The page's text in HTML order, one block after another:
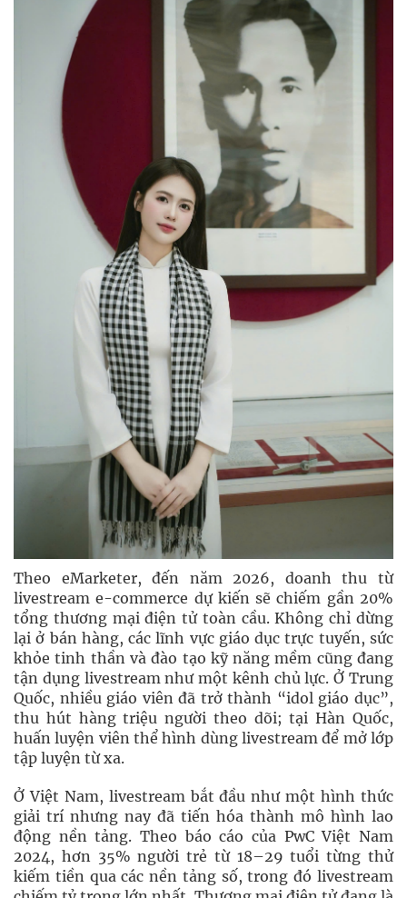
Theo eMarketer, đến năm 2026, doanh thu từ
livestream e-commerce dự kiến sẽ chiếm gần 20%
tổng thương mại điện tử toàn cầu. Không chỉ dừng
lại ở bán hàng, các lĩnh vực giáo dục trực tuyến, sức
khỏe tinh thần và đào tạo kỹ năng mềm cũng đang
tận dụng livestream như một kênh chủ lực. Ở Trung
Quốc, nhiều giáo viên đã trở thành “idol giáo dục”,
thu hút hàng triệu người theo dõi; tại Hàn Quốc,
huấn luyện viên thể hình dùng livestream để mở lớp
tập luyện từ xa.
Ở Việt Nam, livestream bắt đầu như một hình thức
giải trí nhưng nay đã tiến hóa thành mô hình lao
động nền tảng. Theo báo cáo của PwC Việt Nam
2024, hơn 35% người trẻ từ 18–29 tuổi từng thử
kiếm tiền qua các nền tảng số, trong đó livestream